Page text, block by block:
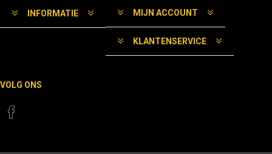
INFORMATIE MIJN ACCOUNT
KLANTENSERVICE
VOLG ONS